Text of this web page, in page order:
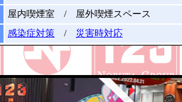
屋内喫煙室 / 屋外喫煙スペース
感染症対策 / 災害時対応